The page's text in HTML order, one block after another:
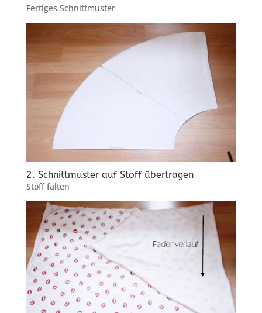
Fertiges Schnittmuster
2. Schnittmuster auf Stoff übertragen
Stoff falten